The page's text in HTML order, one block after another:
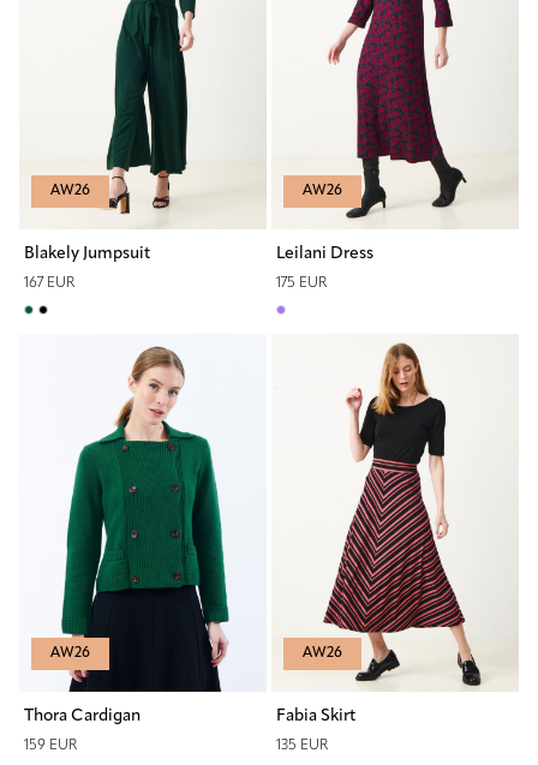
AW26
Blakely Jumpsuit
167 EUR
AW26
Leilani Dress
175 EUR
AW26
Thora Cardigan
159 EUR
AW26
Fabia Skirt
135 EUR